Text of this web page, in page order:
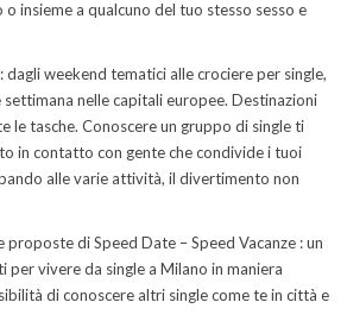
insieme a qualcuno del tuo stesso sesso e
dagli weekend tematici alle crociere per single,
settimana nelle capitali europee. Destinazioni
le tasche. Conoscere un gruppo di single ti
in contatto con gente che condivide i tuoi
alle varie attività, il divertimento non
proposte di Speed Date – Speed Vacanze : un
vivere da single a Milano in maniera
di conoscere altri single come te in città e